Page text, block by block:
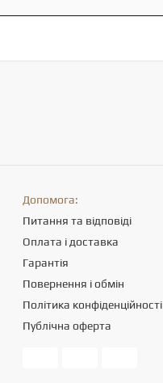
Допомога:
Питання та відповіді
Оплата і доставка
Гарантія
Повернення і обмін
Політика конфіденційності
Публічна оферта